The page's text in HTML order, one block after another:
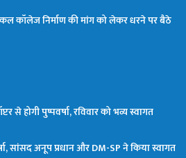
कॉलेज निर्माण की मांग को लेकर धरने पर बैठे
से होगी पुष्पवर्षा, रविवार को भव्य स्वागत
सांसद अनूप प्रधान और DM-SP ने किया स्वागत